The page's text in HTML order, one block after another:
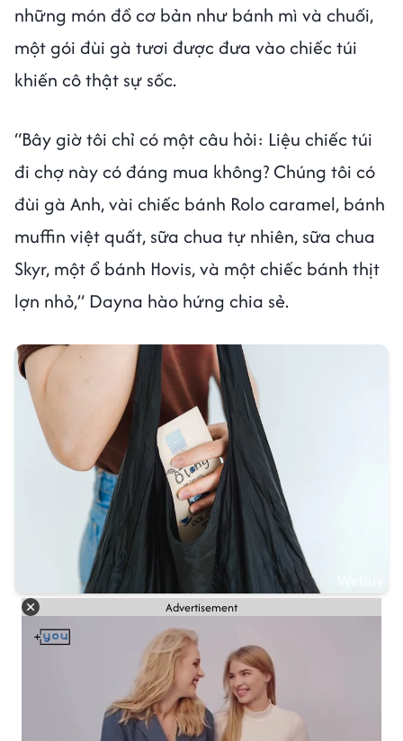
những món đồ cơ bản như bánh mì và chuối,
một gói đùi gà tươi được đưa vào chiếc túi
khiến cô thật sự sốc.
“Bây giờ tôi chỉ có một câu hỏi: Liệu chiếc túi
đi chợ này có đáng mua không? Chúng tôi có
đùi gà Anh, vài chiếc bánh Rolo caramel, bánh
muffin việt quất, sữa chua tự nhiên, sữa chua
Skyr, một ổ bánh Hovis, và một chiếc bánh thịt
lợn nhỏ,” Dayna hào hứng chia sẻ.
Advertisement